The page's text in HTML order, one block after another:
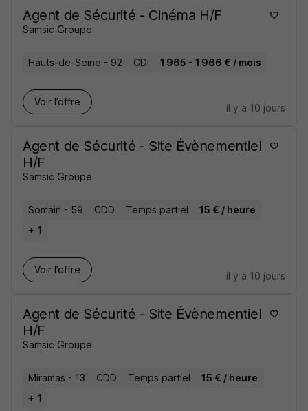
Agent de Sécurité - Cinéma H/F
Samsic Groupe
Hauts-de-Seine - 92 CDI 1 965 - 1 966 € / mois
Voir l’offre
il y a 10 jours
Agent de Sécurité - Site Évènementiel
H/F
Samsic Groupe
Somain - 59 CDD Temps partiel
15 € / heure
+ 1
Voir l’offre
il y a 10 jours
Agent de Sécurité - Site Évènementiel
H/F
Samsic Groupe
Miramas - 13 CDD Temps partiel
15 € / heure
+ 1